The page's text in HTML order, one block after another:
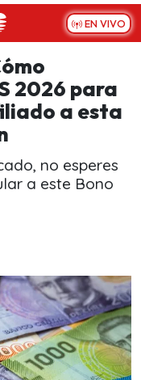
EN VIVO
2026 para
a esta
no esperes
a este Bono